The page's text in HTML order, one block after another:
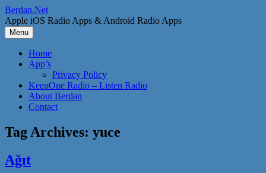
Skip
to
content
Berdan.Net
Apple iOS Radio Apps & Android Radio Apps
Menu
Home
App’s
Privacy Policy
KeepOne Radio – Listen Radio
About Berdan
Contact
Tag Archives: yuce
Ağıt